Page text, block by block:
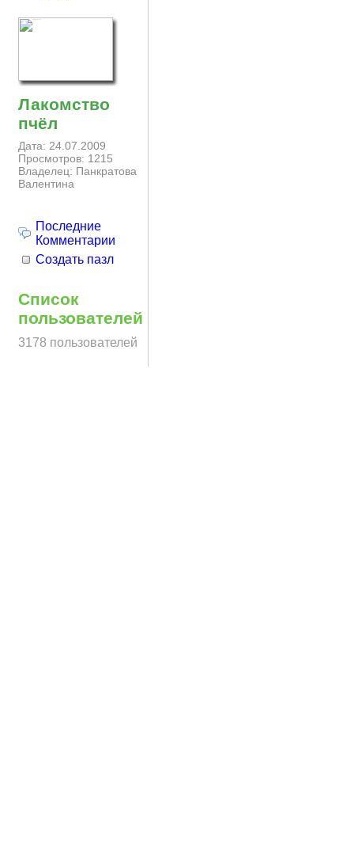
Лакомство
пчёл
Дата: 24.07.2009
Просмотров: 1215
Владелец: Панкратова
Валентина
Последние
Комментарии
Создать пазл
Список
пользователей
3178 пользователей